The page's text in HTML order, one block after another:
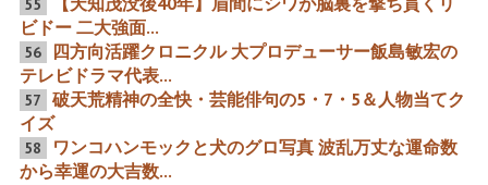
無職英雄監督 無職で可愛い
子供たちと美人妻の極楽創
作漬け人生
ギネス記録を巡る「男はつ
新世代のアニソン女王LiSA
売国映画ウォッチ２０２
55
ビドー 二大強面...
56
四方向活躍クロニクル 大プロデューサー飯島敏宏の
テレビドラマ代表...
57
破天荒精神の全快・芸能俳句の5・7・5＆人物当てク
イズ
58
ワンコハンモックと犬のグロ写真 波乱万丈な運命数
から幸運の大吉数...